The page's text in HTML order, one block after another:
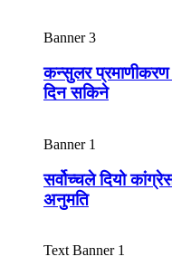
Banner 3
कन्सुलर
दिन सकिने
Banner 1
सर्वोच्चले दियो
अनुमति
Text Banner 1